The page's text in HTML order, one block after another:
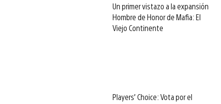
Un primer vistazo a la expansión
Hombre de Honor de Mafia: El
Viejo Continente
Players’ Choice: Vota por el